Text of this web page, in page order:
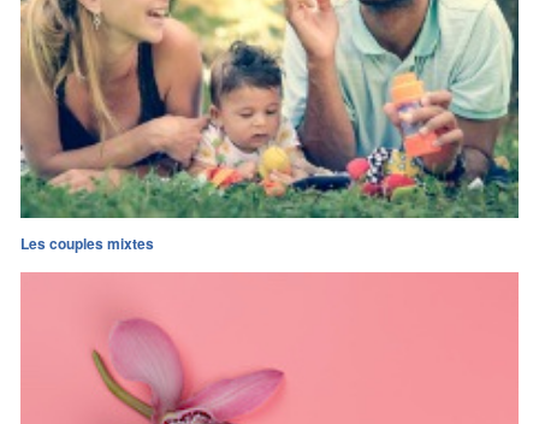
Les couples mixtes